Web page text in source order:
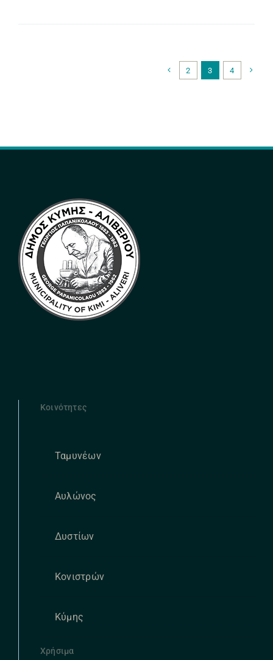
2 3 4
Κοινότητες
Ταμυνέων
Αυλώνος
Δυστίων
Κονιστρών
Κύμης
Χρήσιμα